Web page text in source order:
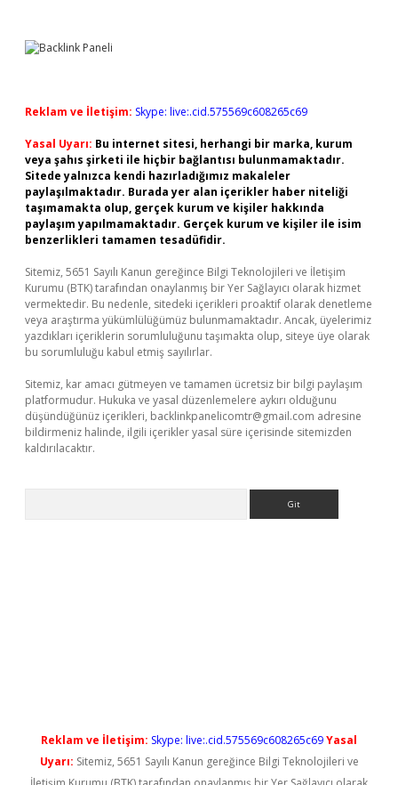
Reklam ve İletişim: Skype: live:.cid.575569c608265c69
Yasal Uyarı: Bu internet sitesi, herhangi bir marka, kurum
veya şahıs şirketi ile hiçbir bağlantısı bulunmamaktadır.
Sitede yalnızca kendi hazırladığımız makaleler
paylaşılmaktadır. Burada yer alan içerikler haber niteliği
taşımamakta olup, gerçek kurum ve kişiler hakkında
paylaşım yapılmamaktadır. Gerçek kurum ve kişiler ile isim
benzerlikleri tamamen tesadüfidir.
Sitemiz, 5651 Sayılı Kanun gereğince Bilgi Teknolojileri ve İletişim
Kurumu (BTK) tarafından onaylanmış bir Yer Sağlayıcı olarak hizmet
vermektedir. Bu nedenle, sitedeki içerikleri proaktif olarak denetleme
veya araştırma yükümlülüğümüz bulunmamaktadır. Ancak, üyelerimiz
yazdıkları içeriklerin sorumluluğunu taşımakta olup, siteye üye olarak
bu sorumluluğu kabul etmiş sayılırlar.
Sitemiz, kar amacı gütmeyen ve tamamen ücretsiz bir bilgi paylaşım
platformudur. Hukuka ve yasal düzenlemelere aykırı olduğunu
düşündüğünüz içerikleri, backlinkpanelicomtr@gmail.com adresine
bildirmeniz halinde, ilgili içerikler yasal süre içerisinde sitemizden
kaldırılacaktır.
Reklam ve İletişim: Skype: live:.cid.575569c608265c69Yasal
Uyarı: Sitemiz, 5651 Sayılı Kanun gereğince Bilgi Teknolojileri ve